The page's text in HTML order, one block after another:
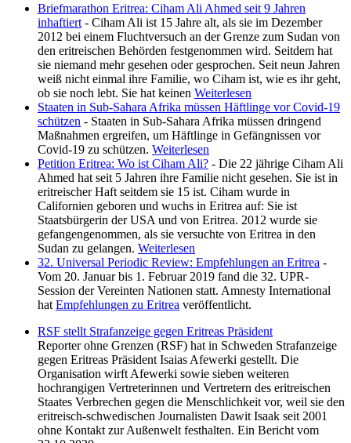
Briefmarathon Eritrea: Ciham Ali Ahmed seit 9 Jahren
inhaftiert - Ciham Ali ist 15 Jahre alt, als sie im Dezember
2012 bei einem Fluchtversuch an der Grenze zum Sudan von
den eritreischen Behörden festgenommen wird. Seitdem hat
sie niemand mehr gesehen oder gesprochen. Seit neun Jahren
weiß nicht einmal ihre Familie, wo Ciham ist, wie es ihr geht,
ob sie noch lebt. Sie hat keinen Weiterlesen
Staaten in Sub-Sahara Afrika müssen Häftlinge vor Covid-19
schützen - Staaten in Sub-Sahara Afrika müssen dringend
Maßnahmen ergreifen, um Häftlinge in Gefängnissen vor
Covid-19 zu schützen. Weiterlesen
Petition Eritrea: Wo ist Ciham Ali? - Die 22 jährige Ciham Ali
Ahmed hat seit 5 Jahren ihre Familie nicht gesehen. Sie ist in
eritreischer Haft seitdem sie 15 ist. Ciham wurde in
Californien geboren und wuchs in Eritrea auf: Sie ist
Staatsbürgerin der USA und von Eritrea. 2012 wurde sie
gefangengenommen, als sie versuchte von Eritrea in den
Sudan zu gelangen. Weiterlesen
32. Universal Periodic Review: Empfehlungen an Eritrea -
Vom 20. Januar bis 1. Februar 2019 fand die 32. UPR-
Session der Vereinten Nationen statt. Amnesty International
hat Empfehlungen zu Eritrea veröffentlicht.
RSF stellt Strafanzeige gegen Eritreas Präsident
Reporter ohne Grenzen (RSF) hat in Schweden Strafanzeige
gegen Eritreas Präsident Isaias Afewerki gestellt. Die
Organisation wirft Afewerki sowie sieben weiteren
hochrangigen Vertreterinnen und Vertretern des eritreischen
Staates Verbrechen gegen die Menschlichkeit vor, weil sie den
eritreisch-schwedischen Journalisten Dawit Isaak seit 2001
ohne Kontakt zur Außenwelt festhalten. Ein Bericht vom